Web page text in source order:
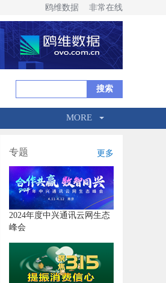
鸥维数据 非常在线
MORE
专题 更多
2024年度中兴通讯云网生态
峰会